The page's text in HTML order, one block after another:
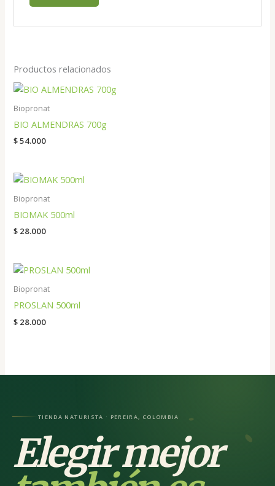
Productos relacionados
Biopronat
BIO ALMENDRAS 700g
$54.000
Biopronat
BIOMAK 500ml
$ 28.000
Biopronat
PROSLAN 500ml
$ 28.000
TIENDA NATURISTA · PEREIRA, COLOMBIA
Elegir mejor